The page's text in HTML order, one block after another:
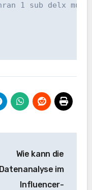
1 sub delx mul
Wie kann die
Datenanalyse im
Influencer-